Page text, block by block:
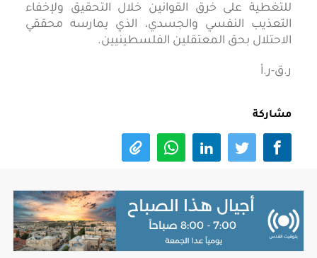
للتغطية على خرق القوانين خلال التحقيق ولإخفاء
التعذيب النفسي والجسدي، الذي يمارسه محققي
الاحتلال بحق المعتقلين الفلسطينيين.
ر.ق-ر.أ
مشاركة